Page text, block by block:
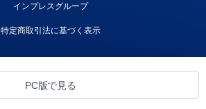
インプレスグループ
特定商取引法に基づく表示
PC版で見る